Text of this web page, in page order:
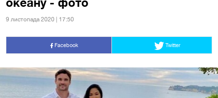
9 листопада 2020 | 17:50
Facebook Twitter